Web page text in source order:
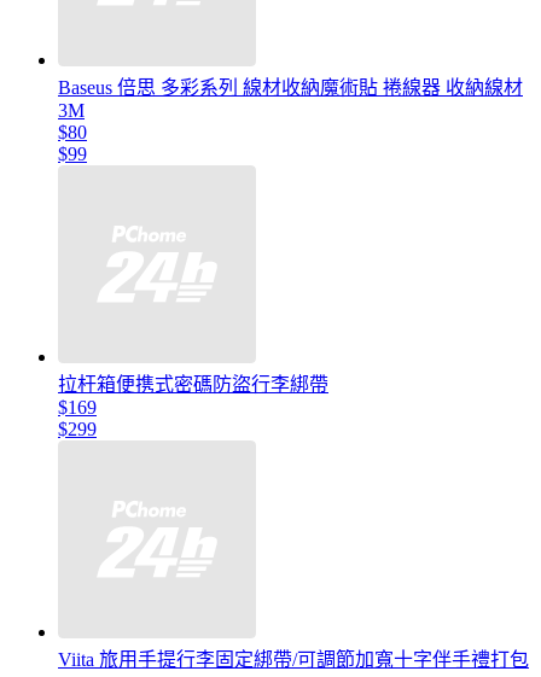
Baseus 倍思 多彩系列 線材收納魔術貼 捲線器 收納線材
3M
$80
$99
拉杆箱便携式密碼防盜行李綁帶
$169
$299
Viita 旅用手提行李固定綁帶/可調節加寬十字伴手禮打包